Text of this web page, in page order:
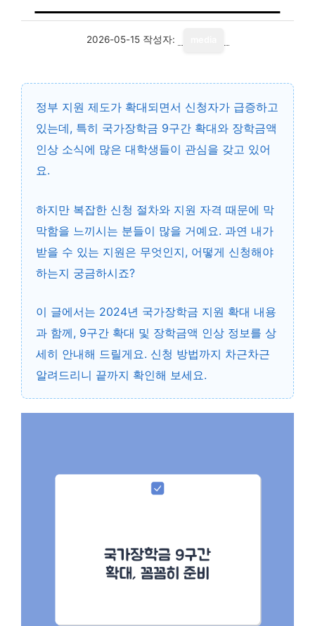
2026-05-15 작성자:
정부 지원 제도가 확대되면서 신청자가 급증하고
있는데, 특히 국가장학금 9구간 확대와 장학금액
인상 소식에 많은 대학생들이 관심을 갖고 있어
요.
하지만 복잡한 신청 절차와 지원 자격 때문에 막
막함을 느끼시는 분들이 많을 거예요. 과연 내가
받을 수 있는 지원은 무엇인지, 어떻게 신청해야
하는지 궁금하시죠?
이 글에서는 2024년 국가장학금 지원 확대 내용
과 함께, 9구간 확대 및 장학금액 인상 정보를 상
세히 안내해 드릴게요. 신청 방법까지 차근차근
알려드리니 끝까지 확인해 보세요.